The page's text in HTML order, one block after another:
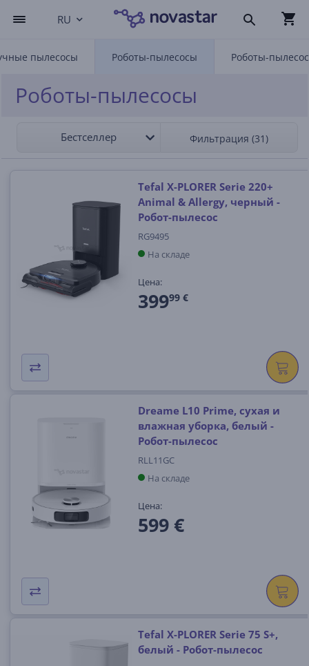
RU
пылесосы Роботы-пылесосы Роботы-
Роботы-пылесосы
Бестселлер Фильтрация (31)
Tefal X-PLORER Serie 220+
Animal & Allergy, черный -
Робот-пылесос
RG9495
На складе
Цена:
39999 €
Dreame L10 Prime, сухая и
влажная уборка, белый -
Робот-пылесос
RLL11GC
На складе
Цена:
599 €
Tefal X-PLORER Serie 75 S+,
белый - Робот-пылесос